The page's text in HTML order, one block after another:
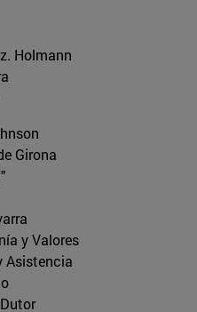
Holmann
Girona
y Valores
Asistencia